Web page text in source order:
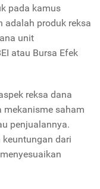
pada kamus
adalah produk reksa
unit
atau Bursa Efek
reksa dana
mekanisme saham
penjualannya.
dari